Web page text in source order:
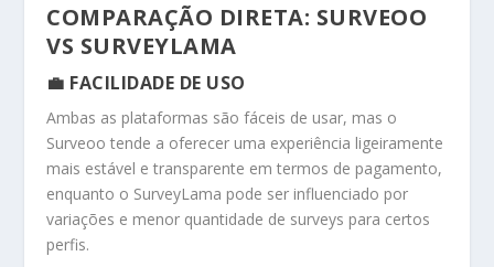
COMPARAÇÃO DIRETA: SURVEOO
VS SURVEYLAMA
💼 FACILIDADE DE USO
Ambas as plataformas são fáceis de usar, mas o
Surveoo tende a oferecer uma experiência ligeiramente
mais estável e transparente em termos de pagamento,
enquanto o SurveyLama pode ser influenciado por
variações e menor quantidade de surveys para certos
perfis.